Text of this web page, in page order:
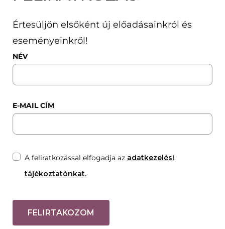
Értesüljön elsőként új előadásainkról és
eseményeinkről!
NÉV
E-MAIL CÍM
A feliratkozással elfogadja az adatkezelési
tájékoztatónkat.
FELIRTAKOZOM